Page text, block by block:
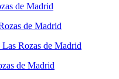
de Madrid
de Madrid
Rozas de Madrid
de Madrid